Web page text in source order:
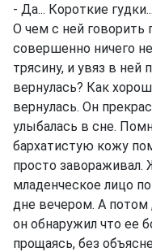
- Да... Короткие гудки...
О чем с ней говорить
совершенно ничего
трясину, и увяз в ней
вернулась? Как
вернулась. Он
улыбалась в сне.
бархатистую кожу
просто
младенческое лицо
дне вечером. А
он обнаружил что ее
прощаясь, без